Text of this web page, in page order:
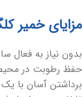
مزایای خمیر
بدون نیاز به فعال
حفظ رطوبت در
برداشتن آسان با